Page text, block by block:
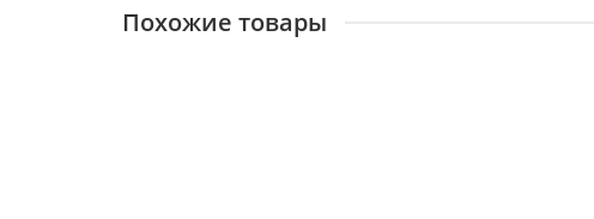
Похожие товары